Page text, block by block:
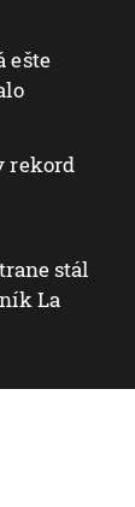
ešte
rekord
stál
La